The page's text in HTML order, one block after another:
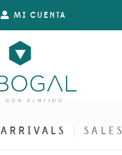
MI CUENTA
ARRIVALS SALES